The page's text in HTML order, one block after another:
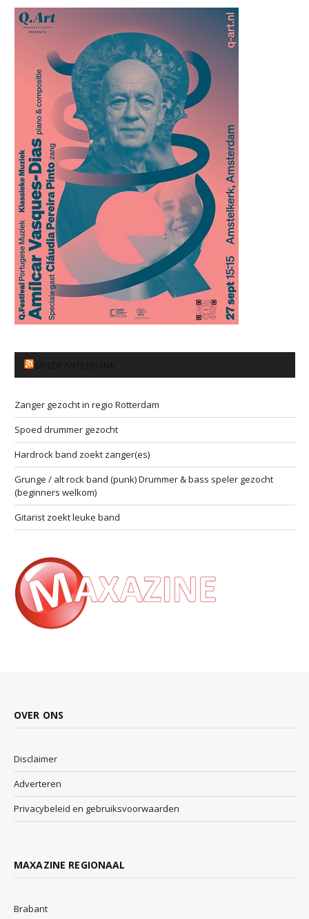
Zanger gezocht in regio Rotterdam
Spoed drummer gezocht
Hardrock band zoekt zanger(es)
Grunge / alt rock band (punk) Drummer & bass speler gezocht
(beginners welkom)
Gitarist zoekt leuke band
OVER ONS
Disclaimer
Adverteren
Privacybeleid en gebruiksvoorwaarden
MAXAZINE REGIONAAL
Brabant